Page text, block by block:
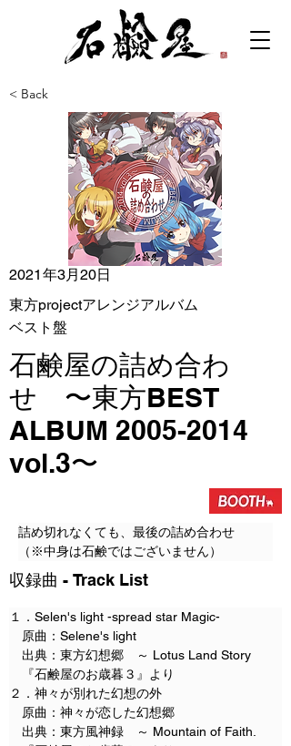
< Back
2021年3月20日
東方projectアレンジアルバム
ベスト盤
石鹸屋の詰め合わ
せ 〜東方BEST
ALBUM 2005-2014
vol.3〜
詰め切れなくても、最後の詰め合わせ
（※中身は石鹸ではございません）
​収録曲 - Track List
１．Selen's light -spread star Magic-
原曲：Selene's light
出典：東方幻想郷　～ Lotus Land Story
『石鹸屋のお歳暮３』より
２．神々が別れた幻想の外
原曲：神々が恋した幻想郷
出典：東方風神録　～ Mountain of Faith.